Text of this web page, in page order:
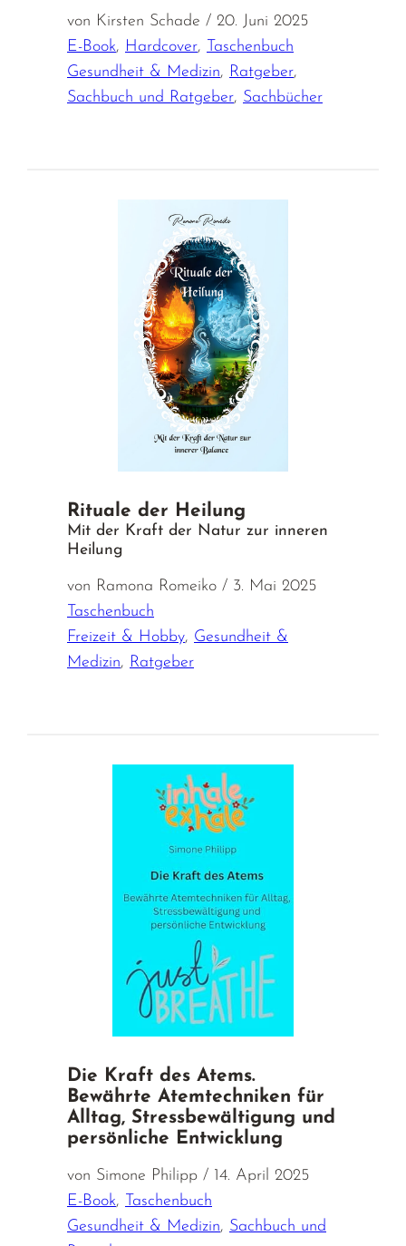
von Kirsten Schade / 20. Juni 2025
E-Book, Hardcover,
Taschenbuch
Gesundheit & Medizin, Ratgeber,
Sachbuch und Ratgeber, Sachbücher
Rituale der Heilung
Mit der Kraft der Natur zur inneren
Heilung
von Ramona Romeiko / 3. Mai 2025
Taschenbuch
Freizeit & Hobby, Gesundheit &
Medizin, Ratgeber
Die Kraft des Atems.
Bewährte Atemtechniken für
Alltag, Stressbewältigung und
persönliche Entwicklung
von Simone Philipp / 14. April 2025
E-Book,
Taschenbuch
Gesundheit & Medizin, Sachbuch und